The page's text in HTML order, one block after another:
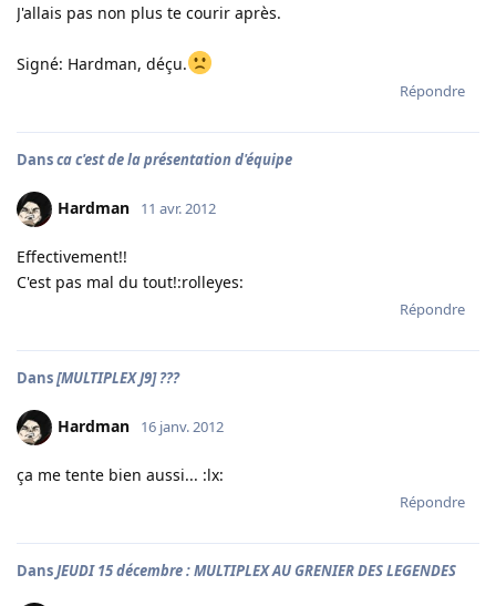
J'allais pas non plus te courir après.
Signé: Hardman, déçu.
Répondre
Dansca c'est de la présentation d'équipe
Hardman 11 avr. 2012
Effectivement!!
C'est pas mal du tout!:rolleyes:
Répondre
Dans[MULTIPLEX J9] ???
Hardman 16 janv. 2012
ça me tente bien aussi... :lx:
Répondre
DansJEUDI 15 décembre : MULTIPLEX AU GRENIER DES LEGENDES